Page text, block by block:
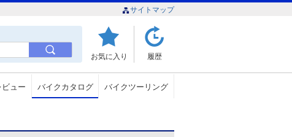
サイトマップ
お気に入り 履歴
ュー バイクカタログ バイクツーリング